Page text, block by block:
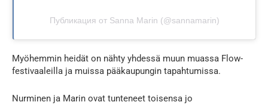
Публикация от Sanna Marin (@sannamarin)
Myöhemmin heidät on nähty yhdessä muun muassa Flow-
festivaaleilla ja muissa pääkaupungin tapahtumissa.
Nurminen ja Marin ovat tunteneet toisensa jo